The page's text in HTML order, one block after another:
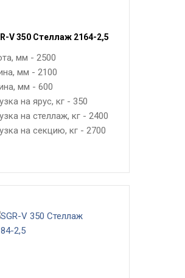
V 350 Стеллаж 2164-2,5
мм - 2500
мм - 2100
мм - 600
на ярус, кг - 350
на стеллаж, кг - 2400
на секцию, кг - 2700